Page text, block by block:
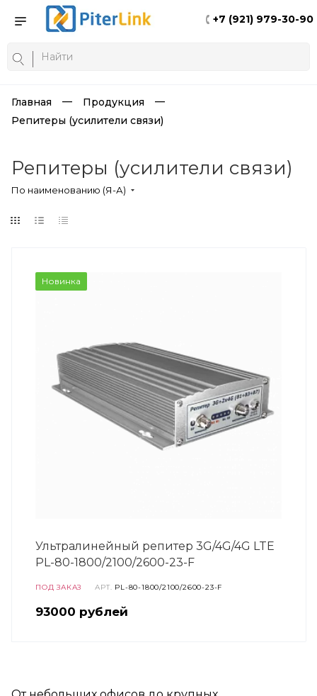
+7 (921) 979-30-90
Главная
Продукция
Репитеры (усилители связи)
Репитеры (усилители связи)
По наименованию (Я-А)
Новинка
Ультралинейный репитер 3G/4G/4G LTE
PL-80-1800/2100/2600-23-F
ПОД ЗАКАЗ АРТ. PL-80-1800/2100/2600-23-F
93000 рублей